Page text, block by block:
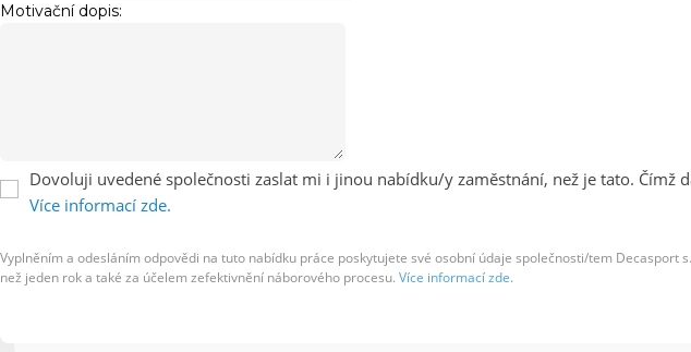
Motivační dopis:
Dovoluji uvedené společnosti zaslat mi i jinou nabídku/y zaměstnání, než je tato.
Více informací zde.
Vyplněním a odesláním odpovědi na tuto nabídku práce poskytujete své osobní údaje společnosti/tem
než jeden rok a také za účelem zefektivnění náborového procesu. Více informací zde.